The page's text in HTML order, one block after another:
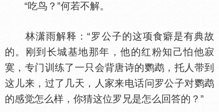
“吃鸟？”何若不解。
林潇雨解释：“罗公子的这项食癖是有典故
的。刚到长城基地那年，他的红粉知己怕他寂
寞，专门训练了一只会背唐诗的鹦鹉，托人带到
这儿来，过了几天，人家来电话问罗公子对鹦鹉
的感觉怎么样，你猜这位罗兄是怎么回答的？”